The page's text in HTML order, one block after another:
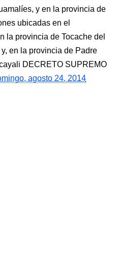
y en la provincia de
ubicadas en el
la provincia de Tocache del
en la provincia de Padre
DECRETO SUPREMO
agosto 24, 2014